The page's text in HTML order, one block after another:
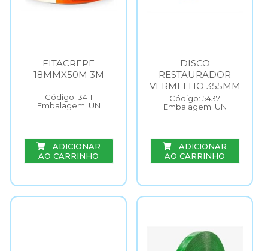
FITACREPE
18MMX50M 3M
Código: 3411
Embalagem: UN
ADICIONAR
AO CARRINHO
DISCO
RESTAURADOR
VERMELHO 355MM
Código: 5437
Embalagem: UN
ADICIONAR
AO CARRINHO